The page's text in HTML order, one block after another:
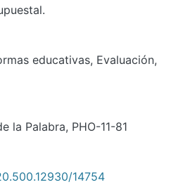
educativas, Evaluación,
la Palabra, PHO-11-81
14754